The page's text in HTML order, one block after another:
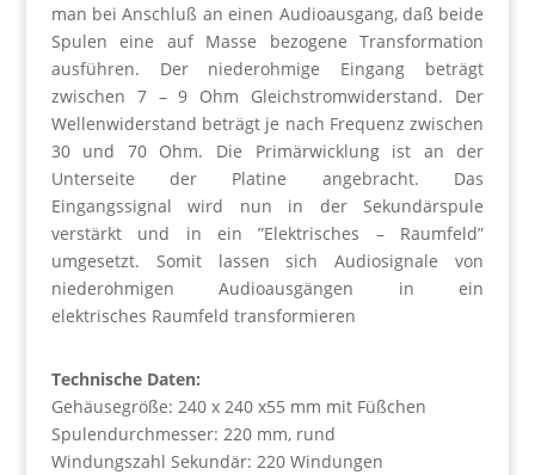
man bei Anschluß an einen Audioausgang, daß beide
Spulen eine auf Masse bezogene Transformation
ausführen. Der niederohmige Eingang beträgt
zwischen 7 – 9 Ohm Gleichstromwiderstand. Der
Wellenwiderstand beträgt je nach Frequenz zwischen
30 und 70 Ohm. Die Primärwicklung ist an der
Unterseite der Platine angebracht. Das
Eingangssignal wird nun in der Sekundärspule
verstärkt und in ein ”Elektrisches – Raumfeld”
umgesetzt. Somit lassen sich Audiosignale von
niederohmigen Audioausgängen in ein
elektrisches Raumfeld transformieren
Technische Daten:
Gehäusegröße: 240 x 240 x55 mm mit Füßchen
Spulendurchmesser: 220 mm, rund
Windungszahl Sekundär: 220 Windungen